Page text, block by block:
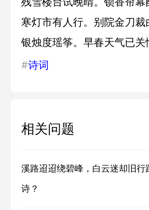
寒灯市有人行。别院金刀裁
银烛度瑶筝。早春天气已关
#诗词
相关问题
溪路迢迢绕碧峰，白云迷却旧行
诗？